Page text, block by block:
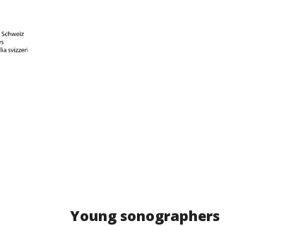
Young sonographers